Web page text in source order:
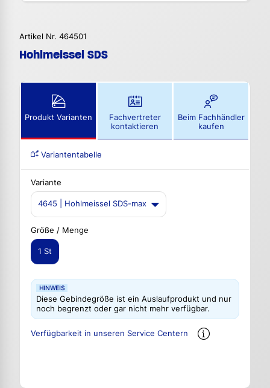
Artikel Nr. 464501
Hohlmeissel SDS
Produkt Varianten
Fachvertreter
kontaktieren
Beim Fachhändler
kaufen
Variantentabelle
Variante
4645 | Hohlmeissel SDS-max
Größe / Menge
1 St
HINWEIS
Diese Gebindegröße ist ein Auslaufprodukt und nur
noch begrenzt oder gar nicht mehr verfügbar.
Verfügbarkeit in unseren Service Centern